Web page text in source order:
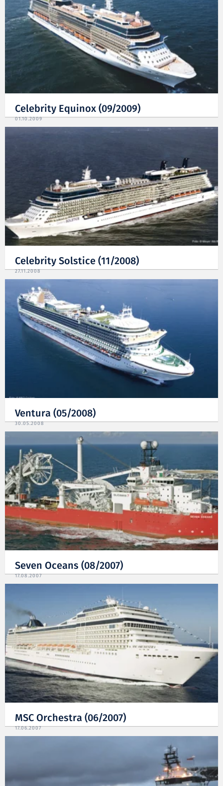
Celebrity Equinox (09/2009)
01.10.2009
Celebrity Solstice (11/2008)
27.11.2008
Ventura (05/2008)
30.05.2008
Seven Oceans (08/2007)
17.08.2007
MSC Orchestra (06/2007)
17.06.2007